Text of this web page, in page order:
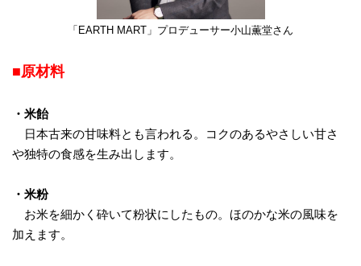
「EARTH MART」プロデューサー小山薫堂さん
■原材料
・米飴
日本古来の甘味料とも言われる。コクのあるやさしい甘さ
や独特の食感を生み出します。
・米粉
お米を細かく砕いて粉状にしたもの。ほのかな米の風味を
加えます。